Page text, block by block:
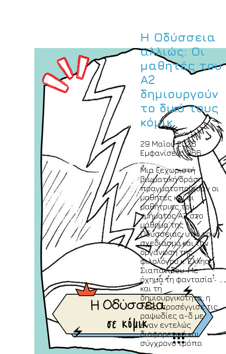
Η Οδύσσεια
αλλιώς: Οι
μαθητές του
Α2
δημιουργούν
το δικό τους
κόμικ
29 Μαΐου 2026
Εμφανίσεις: 366
Μια ξεχωριστή
βιωματική δράση
πραγματοποίησαν οι
μαθητές και οι
μαθήτριες του
τμήματος Α2 στο
μάθημα της
Οδύσσειας, υπό τον
σχεδιασμό και την
οργάνωση της
φιλολόγου κ. Έλλης
Σιαπανίδου. Με
όχημα τη φαντασία
και τη
δημιουργικότητα, η
τάξη προσέγγισε τις
ραψωδίες α-δ με
έναν εντελώς
διαφορετικό και
σύγχρονο τρόπο.